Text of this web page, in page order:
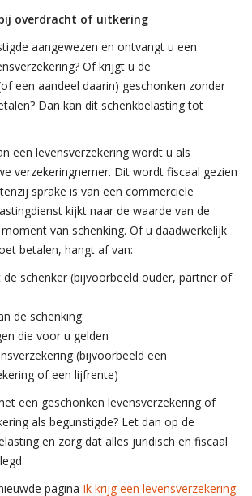
overdracht of uitkering
aangewezen en ontvangt u een
Of krijgt u de
een aandeel daarin) geschonken zonder
Dan kan dit schenkbelasting tot
een levensverzekering wordt u als
verzekeringnemer. Dit wordt fiscaal gezien
sprake is van een commerciële
kijkt naar de waarde van de
van schenking. Of u daadwerkelijk
betalen, hangt af van:
schenker (bijvoorbeeld ouder, partner of
de schenking
die voor u gelden
(bijvoorbeeld een
of een lijfrente)
een geschonken levensverzekering of
als begunstigde? Let dan op de
en zorg dat alles juridisch en fiscaal
pagina Ik krijg een levensverzekering